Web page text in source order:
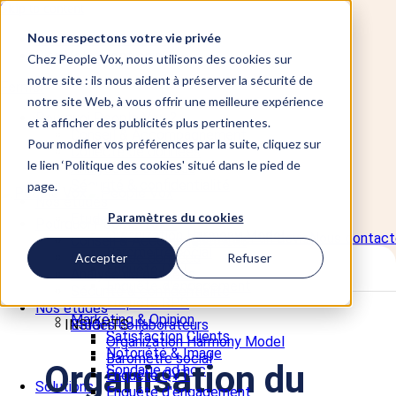
Nous respectons votre vie privée
Chez People Vox, nous utilisons des cookies sur
notre site : ils nous aident à préserver la sécurité de
notre site Web, à vous offrir une meilleure expérience
et à afficher des publicités plus pertinentes.
Pour modifier vos préférences par la suite, cliquez sur
le lien ‘Politique des cookies' situé dans le pied de
page.
Paramètres du cookies
Accepter Refuser
Skip to content
📞 +33 5 82 95 56 50
Site Vote électronique
Fermer
Pourquoi People Vox ?
Conseil & Accompagnement
Collecte de données
Analyse de données
Etudes collaborateurs
Organization Harmony Model
Baromètre social
Enquête QVT
Enquête RPS
Marketing & Opinion
Satisfaction Clients
Notoriété & Image
Sondage ad hoc
Solutions
Pourquoi People Vox ?
Conseil & Accompagnement
Collecte de données
Analyse de données
Nos études
Etudes collaborateurs
Organization Harmony Model
Baromètre social
Enquête QVT
Enquête d'engagement
Demander un devisNous
INSIGHTS
Organisation du